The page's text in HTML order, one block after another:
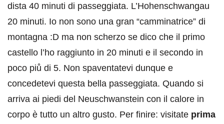
dista 40 minuti di passeggiata. L’Hohenschwangau
20 minuti. Io non sono una gran “camminatrice” di
montagna :D ma non scherzo se dico che il primo
castello l’ho raggiunto in 20 minuti e il secondo in
poco piů di 5. Non spaventatevi dunque e
concedetevi questa bella passeggiata. Quando si
arriva ai piedi del Neuschwanstein con il calore in
corpo è tutto un altro gusto. Per finire: visitate prima